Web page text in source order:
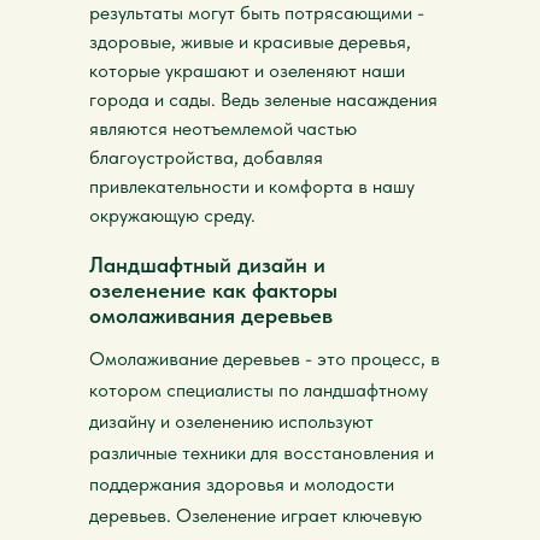
результаты могут быть потрясающими -
здоровые, живые и красивые деревья,
которые украшают и озеленяют наши
города и сады. Ведь зеленые насаждения
являются неотъемлемой частью
благоустройства, добавляя
привлекательности и комфорта в нашу
окружающую среду.
Ландшафтный дизайн и
озеленение как факторы
омолаживания деревьев
Омолаживание деревьев - это процесс, в
котором специалисты по ландшафтному
дизайну и озеленению используют
различные техники для восстановления и
поддержания здоровья и молодости
деревьев. Озеленение играет ключевую